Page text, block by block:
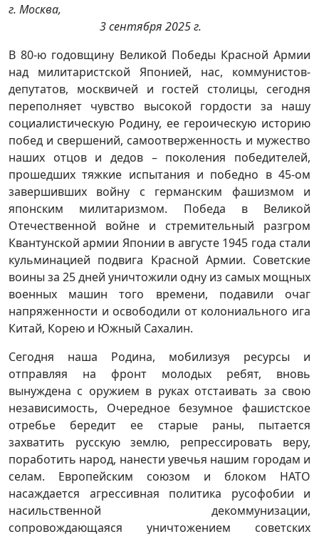
г. Москва,
3 сентября 2025 г.
В 80-ю годовщину Великой Победы Красной Армии
над милитаристской Японией, нас, коммунистов-
депутатов, москвичей и гостей столицы, сегодня
переполняет чувство высокой гордости за нашу
социалистическую Родину, ее героическую историю
побед и свершений, самоотверженность и мужество
наших отцов и дедов – поколения победителей,
прошедших тяжкие испытания и победно в 45-ом
завершивших войну с германским фашизмом и
японским милитаризмом. Победа в Великой
Отечественной войне и стремительный разгром
Квантунской армии Японии в августе 1945 года стали
кульминацией подвига Красной Армии. Советские
воины за 25 дней уничтожили одну из самых мощных
военных машин того времени, подавили очаг
напряженности и освободили от колониального ига
Китай, Корею и Южный Сахалин.
Сегодня наша Родина, мобилизуя ресурсы и
отправляя на фронт молодых ребят, вновь
вынуждена с оружием в руках отстаивать за свою
независимость, Очередное безумное фашистское
отребье бередит ее старые раны, пытается
захватить русскую землю, репрессировать веру,
поработить народ, нанести увечья нашим городам и
селам. Европейским союзом и блоком НАТО
насаждается агрессивная политика русофобии и
насильственной декоммунизации,
сопровождающаяся уничтожением советских